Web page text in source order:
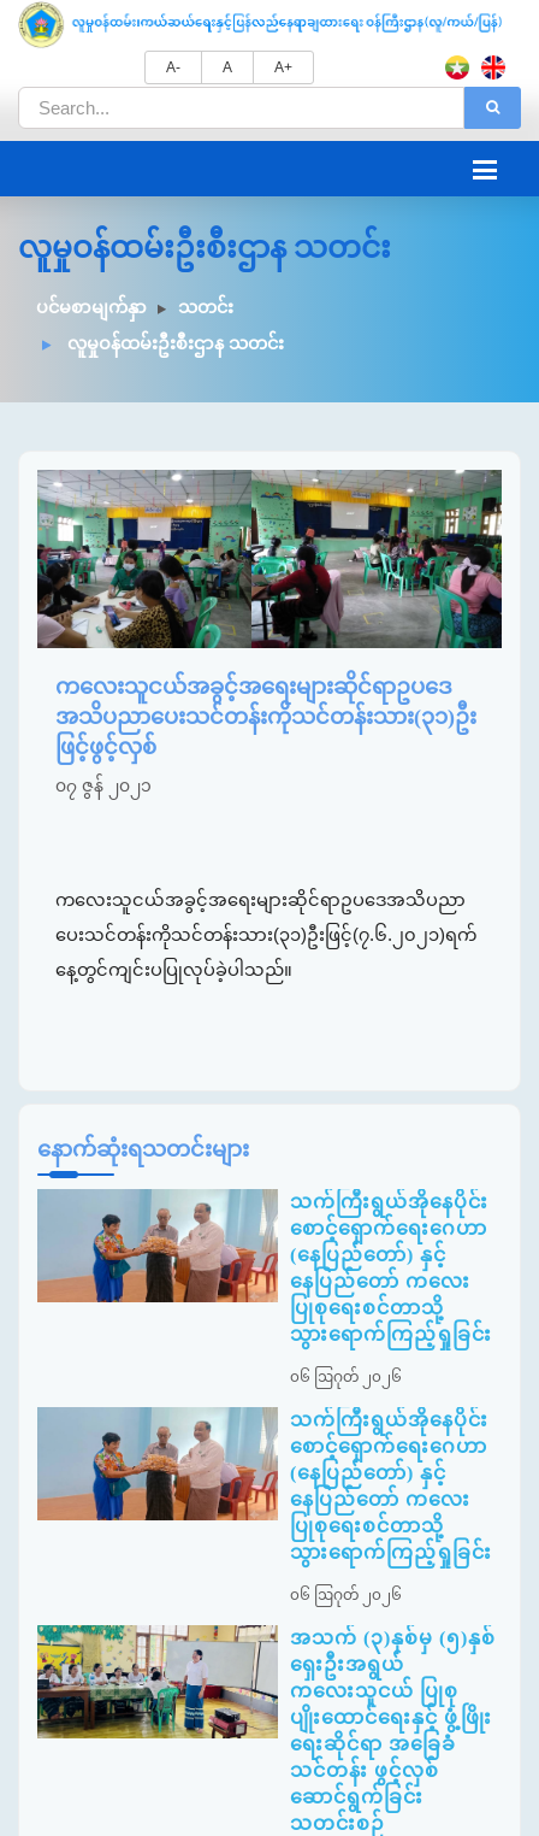
A- A A+
လူမှုဝန်ထမ်းဦးစီးဌာန သတင်း
ပင်မစာမျက်နှာ
သတင်း
လူမှုဝန်ထမ်းဦးစီးဌာန သတင်း
ကလေးသူငယ်အခွင့်အရေးများဆိုင်ရာဥပဒေ
အသိပညာပေးသင်တန်းကိုသင်တန်းသား(၃၁)ဦး
ဖြင့်ဖွင့်လှစ်
၀၇ ဇွန် ၂၀၂၁
ကလေးသူငယ်အခွင့်အရေးများဆိုင်ရာဥပဒေအသိပညာ
ပေးသင်တန်းကိုသင်တန်းသား(၃၁)ဦးဖြင့်(၇.၆.၂၀၂၁)ရက်
နေ့တွင်ကျင်းပပြုလုပ်ခဲ့ပါသည်။
နောက်ဆုံးရသတင်းများ
သက်ကြီးရွယ်အိုနေပိုင်း
စောင့်ရှောက်ရေးဂေဟာ
(နေပြည်တော်) နှင့်
နေပြည်တော် ကလေး
ပြုစုရေးစင်တာသို့
သွားရောက်ကြည့်ရှုခြင်း
၀၆ ဩဂုတ် ၂၀၂၆
သက်ကြီးရွယ်အိုနေပိုင်း
စောင့်ရှောက်ရေးဂေဟာ
(နေပြည်တော်) နှင့်
နေပြည်တော် ကလေး
ပြုစုရေးစင်တာသို့
သွားရောက်ကြည့်ရှုခြင်း
၀၆ ဩဂုတ် ၂၀၂၆
အသက် (၃)နှစ်မှ (၅)နှစ်
ရှေးဦးအရွယ်
ကလေးသူငယ် ပြုစု
ပျိုးထောင်ရေးနှင့် ဖွံ့ဖြိုး
ရေးဆိုင်ရာ အခြေခံ
သင်တန်း ဖွင့်လှစ်
ဆောင်ရွက်ခြင်း
သတင်းစဉ်